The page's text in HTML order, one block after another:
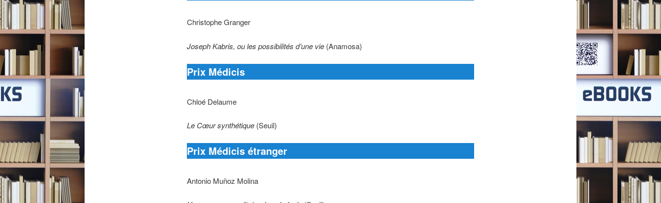
Christophe Granger
Joseph Kabris, ou les possibilités d’une vie(Anamosa)
Prix Médicis
Chloé Delaume
Le Cœur synthétique(Seuil)
Prix Médicis étranger
Antonio Muñoz Molina